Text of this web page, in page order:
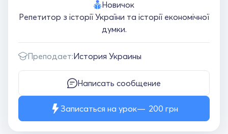
Новичок
Репетитор з історії України та історії економічної
думки.
Преподает:История Украины
Написать сообщение
Записаться на урок 200 грн